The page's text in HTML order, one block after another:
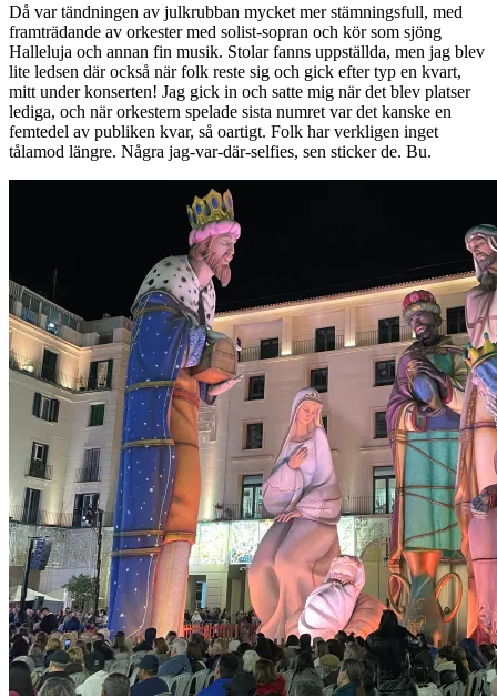
Då var tändningen av julkrubban mycket mer stämningsfull, med
framträdande av orkester med solist-sopran och kör som sjöng
Halleluja och annan fin musik. Stolar fanns uppställda, men jag blev
lite ledsen där också när folk reste sig och gick efter typ en kvart,
mitt under konserten! Jag gick in och satte mig när det blev platser
lediga, och när orkestern spelade sista numret var det kanske en
femtedel av publiken kvar, så oartigt. Folk har verkligen inget
tålamod längre. Några jag-var-där-selfies, sen sticker de. Bu.